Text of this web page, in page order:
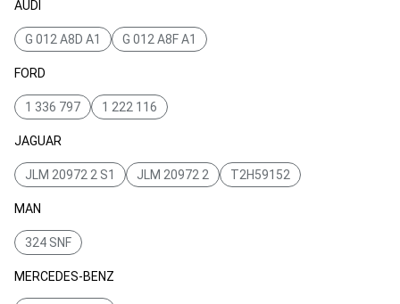
AUDI
G 012 A8D A1 G 012 A8F A1
FORD
1 336 797 1 222 116
JAGUAR
JLM 20972 2 S1 JLM 20972 2 T2H59152
MAN
324 SNF
MERCEDES-BENZ